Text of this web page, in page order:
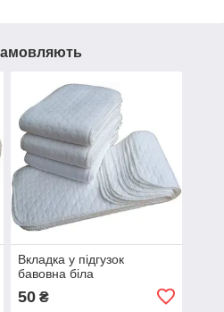
Вкладка у підгузок
бавовна біла
50₴